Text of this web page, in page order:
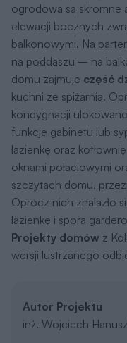
ogrodowa są skromne
elewacji bocznych
balkonowymi. Na
na poddaszu – na
domu zajmuje część
kuchni ze spiżarnią.
kondygnacji
funkcję gabinetu lub
łazienkę oraz
oknami połaciowymi
szczytach domu,
Oprócz nich znalazło
łazienkę i sporą
Projekty domów z
wersji lustrzanego
Autor Projektu
inż. Wojciech